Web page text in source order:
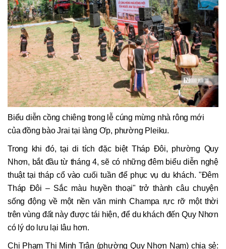
Biểu diễn cồng chiêng trong lễ cúng mừng nhà rông mới
của đồng bào Jrai tại làng Ơp, phường Pleiku.
Trong khi đó, tại di tích đặc biệt Tháp Đôi, phường Quy
Nhơn, bắt đầu từ tháng 4, sẽ có những đêm biểu diễn nghệ
thuật tại tháp cổ vào cuối tuần để phục vụ du khách. "Đêm
Tháp Đôi – Sắc màu huyền thoại" trở thành câu chuyện
sống động về một nền văn minh Champa rực rỡ một thời
trên vùng đất này được tái hiện, để du khách đến Quy Nhơn
có lý do lưu lại lâu hơn.
Chị Phạm Thị Minh Trân (phường Quy Nhơn Nam) chia sẻ: